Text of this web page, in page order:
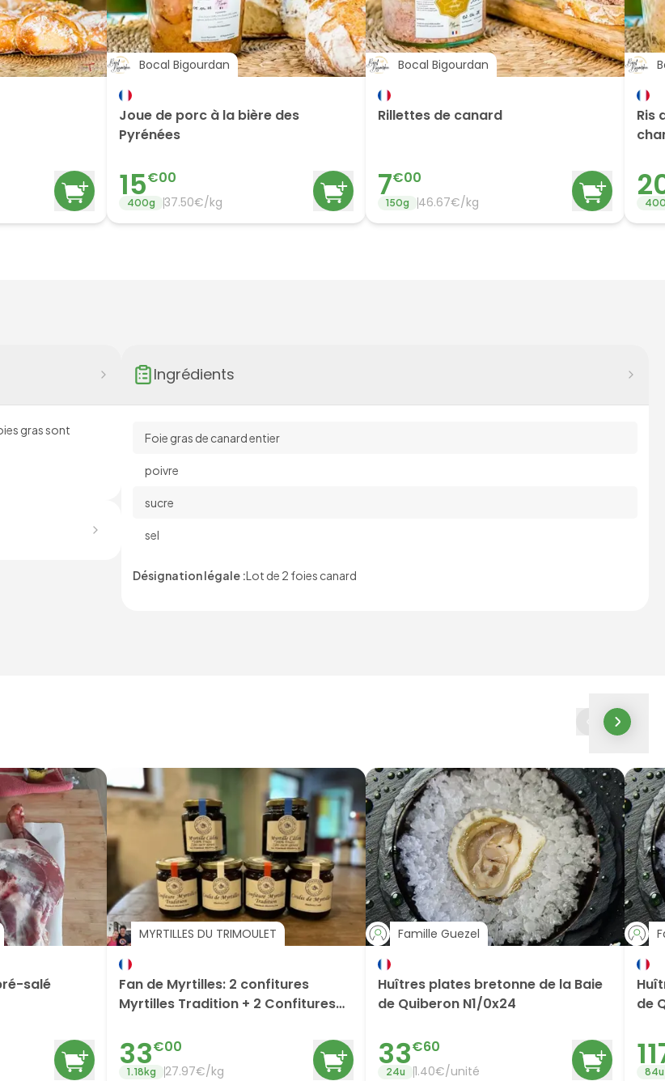
Bocal Bigourdan
Joue de porc à la bière des
Pyrénées
15€00
400g 37.50€/kg
Bocal Bigourdan
Rillettes de canard
7€00
150g 46.67€/kg
Ris
gras sont
Ingrédients
Foie gras de canard entier
poivre
sucre
sel
Désignation légale :Lot de 2 foies canard
salé
MYRTILLES DU TRIMOULET
Fan de Myrtilles: 2 confitures
Myrtilles Tradition + 2 Confitures
33€00
1.18kg 27.97€/kg
Famille Guezel
Huîtres plates bretonne de la Baie
de Quiberon N1/0x24
33€60
24u 1.40€/unité
de
84u